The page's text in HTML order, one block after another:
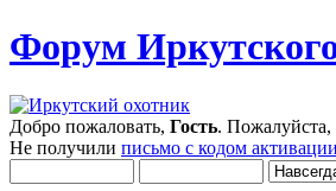
Форум
Добро пожаловать, Гость. Пожалуйста,
Не получили письмо с кодом активации